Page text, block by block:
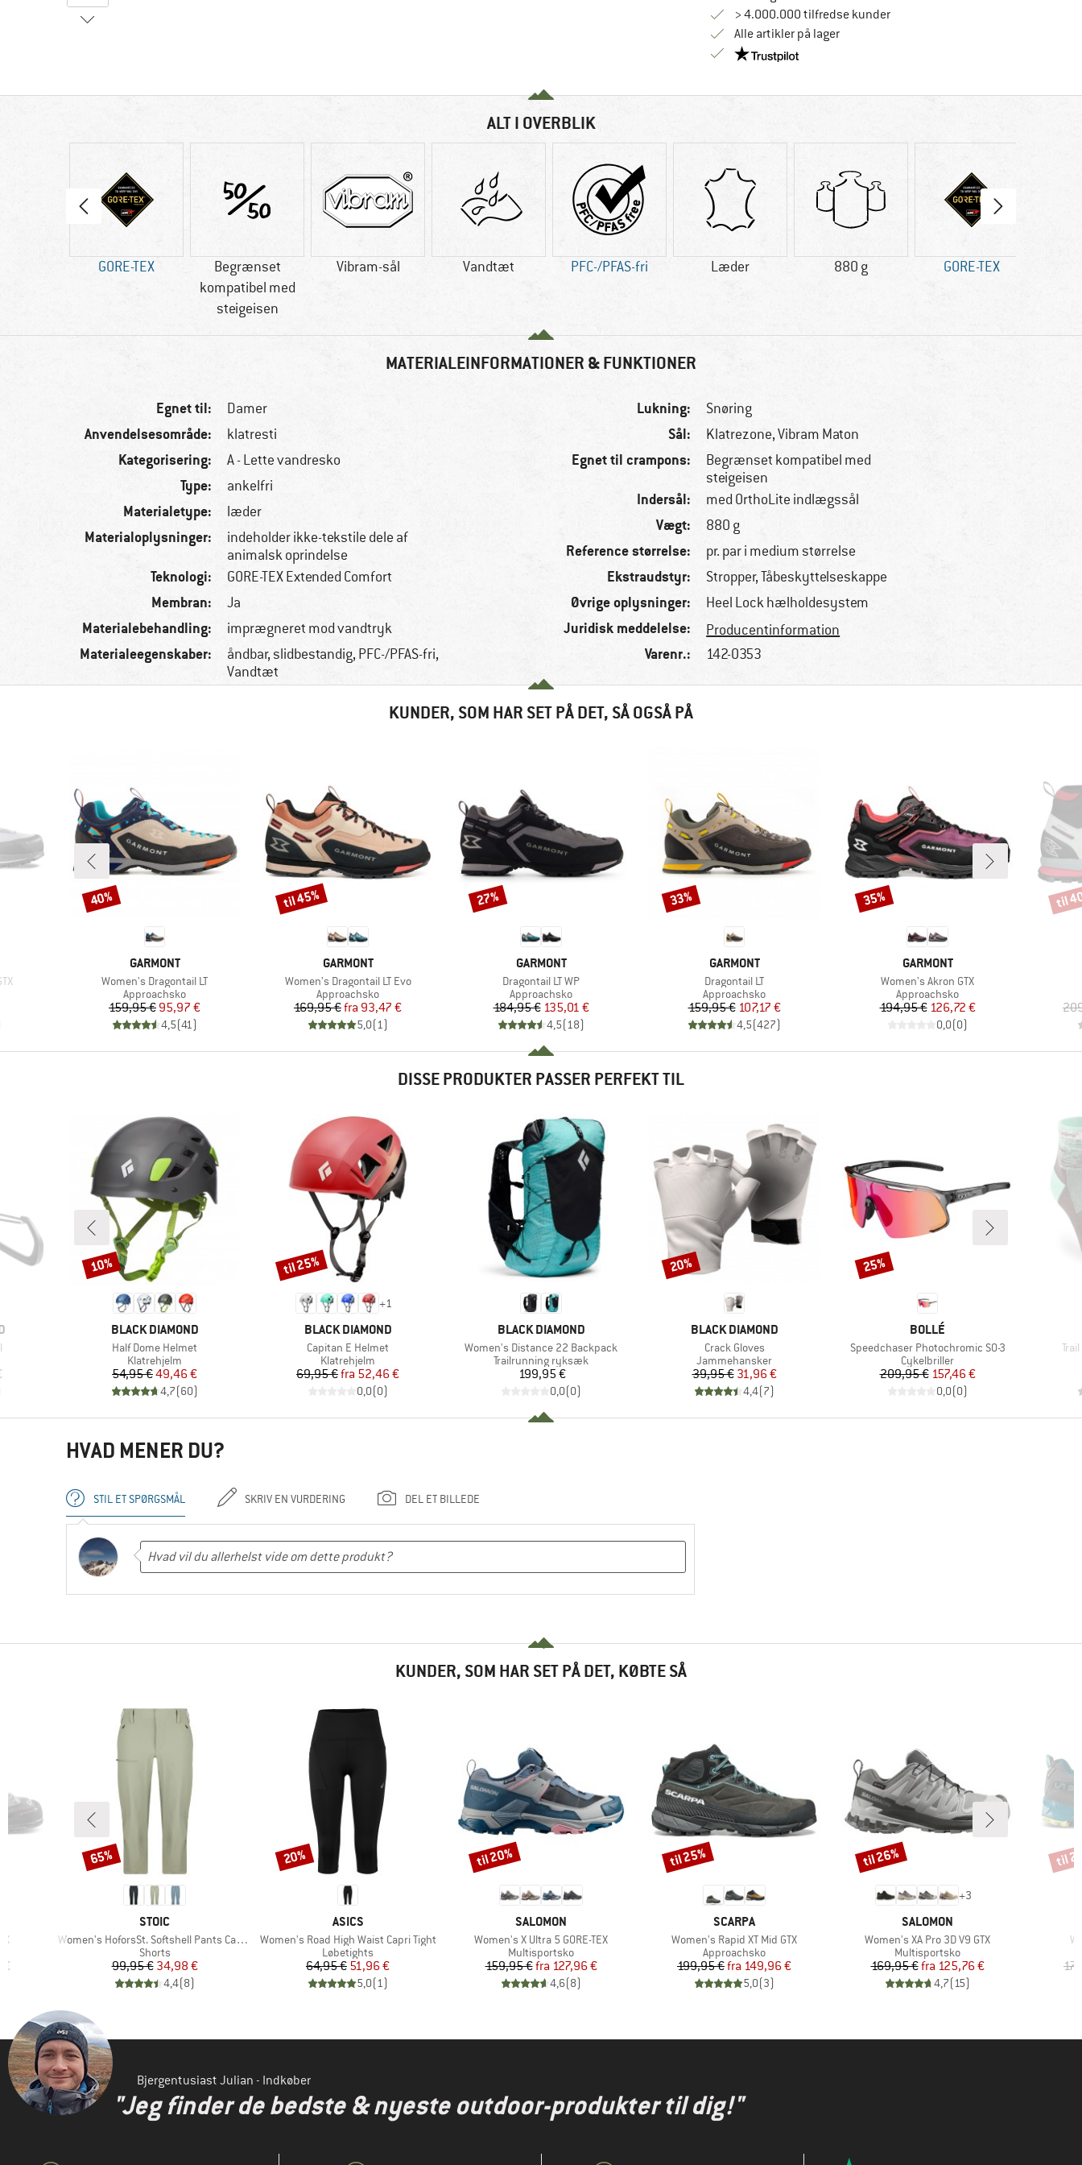
> 4.000.000 tilfredse kunder
Alle artikler på lager
Vi er Trustpilot-certificeret - oplysningerne får du
ALT I OVERBLIK
GORE-TEX
Begrænset
kompatibel med
steigeisen
Vibram-sål Vandtæt PFC-/PFAS-fri Læder 880 g GORE-TEX
MATERIALEINFORMATIONER & FUNKTIONER
Egnet til: Damer
Anvendelsesområde: klatresti
Kategorisering: A - Lette vandresko
Type: ankelfri
Materialetype: læder
Materialoplysninger:
indeholder ikke-tekstile dele af
animalsk oprindelse
Teknologi: GORE-TEX Extended Comfort
Membran: Ja
Materialebehandling: imprægneret mod vandtryk
Materialeegenskaber:
åndbar, slidbestandig, PFC-/PFAS-fri,
Vandtæt
Lukning: Snøring
Sål: Klatrezone, Vibram Maton
Egnet til crampons:
Begrænset kompatibel med
steigeisen
Indersål: med OrthoLite indlægssål
Vægt: 880 g
Reference størrelse: pr. par i medium størrelse
Ekstraudstyr: Stropper, Tåbeskyttelseskappe
Øvrige oplysninger: Heel Lock hælholdesystem
Juridisk meddelelse: Producentinformation
Varenr.: 142-0353
KUNDER, SOM HAR SET PÅ DET, SÅ OGSÅ PÅ
MÆRKE
GARMONT
Artikel
Women's Dragontail LT
Produktgruppe
Approachsko
Pris
159,95 €Nedsat pris
95,97 €
4,5(41)
Rabat
40%
MÆRKE
GARMONT
Artikel
Women's Dragontail LT Evo
Produktgruppe
Approachsko
Pris
169,95 € Nedsat pris
fra 93,47 €
5,0(1)
Rabat
til 45%
MÆRKE
GARMONT
Artikel
Dragontail LT WP
Produktgruppe
Approachsko
Pris
184,95 €Nedsat pris
135,01 €
4,5(18)
Rabat
27%
MÆRKE
GARMONT
Artikel
Dragontail LT
Produktgruppe
Approachsko
Pris
159,95 €Nedsat pris
107,17 €
4,5(427)
Rabat
33%
MÆRKE
GARMONT
Artikel
Women's Akron GTX
Produktgruppe
Approachsko
Pris
194,95 €Nedsat pris
126,72 €
0,0(0)
Rabat
35% Rabat
til
DISSE PRODUKTER PASSER PERFEKT TIL
MÆRKE
BLACK DIAMOND
Artikel
Half Dome Helmet
Produktgruppe
Klatrehjelm
Pris
54,95 €Nedsat pris
49,46 €
4,7(60)
Rabat
10%
+1
MÆRKE
BLACK DIAMOND
Artikel
Capitan E Helmet
Produktgruppe
Klatrehjelm
Pris
69,95 € Nedsat pris
fra 52,46 €
0,0(0)
Rabat
til 25%
MÆRKE
BLACK DIAMOND
Artikel
Women's Distance 22 Backpack
Produktgruppe
Trailrunning ryksæk
Pris
199,95 €
0,0(0)
MÆRKE
BLACK DIAMOND
Artikel
Crack Gloves
Produktgruppe
Jammehansker
Pris
39,95 €Nedsat pris
31,96 €
4,4(7)
Rabat
20%
MÆRKE
BOLLÉ
Artikel
Speedchaser Photochromic S0-3
Produktgruppe
Cykelbriller
Pris
209,95 €Nedsat pris
157,46 €
0,0(0)
Rabat
25%
HVAD MENER DU?
STIL ET SPØRGSMÅL SKRIV EN VURDERING DEL ET BILLEDE
KUNDER, SOM HAR SET PÅ DET, KØBTE SÅ
€
MÆRKE
STOIC
Artikel
Women's HoforsSt. Softshell Pants Capri Light
Produktgruppe
Shorts
Pris
99,95 €Nedsat pris
34,98 €
4,4(8)
Rabat
65%
MÆRKE
ASICS
Artikel
Women's Road High Waist Capri Tight
Produktgruppe
Løbetights
Pris
64,95 €Nedsat pris
51,96 €
5,0( 1)
Rabat
20%
MÆRKE
SALOMON
Artikel
Women's X Ultra 5 GORE-TEX
Produktgruppe
Multisportsko
Pris
159,95 € Nedsat pris
fra 127,96 €
4,6(8)
Rabat
til 20%
MÆRKE
SCARPA
Artikel
Women's Rapid XT Mid GTX
Produktgruppe
Approachsko
Pris
199,95 € Nedsat pris
fra 149,96 €
5,0(3)
Rabat
til 25%
+3
MÆRKE
SALOMON
Artikel
Women's XA Pro 3D V9 GTX
Produktgruppe
Multisportsko
Pris
169,95 € Nedsat pris
fra 125,76 €
4,7( 15)
Rabat
til 26% Rabat
til
Bjergentusiast Julian - Indkøber
"Jeg finder de bedste & nyeste outdoor-produkter til dig!"